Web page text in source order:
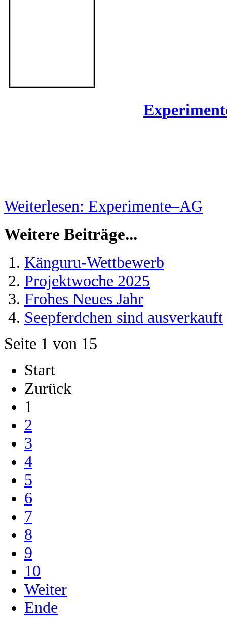
Weiterlesen: Experimente–AG
Weitere Beiträge...
Känguru-Wettbewerb
Projektwoche 2025
Frohes Neues Jahr
Seepferdchen sind ausverkauft
Seite 1 von 15
Start
Zurück
1
2
3
4
5
6
7
8
9
10
Weiter
Ende